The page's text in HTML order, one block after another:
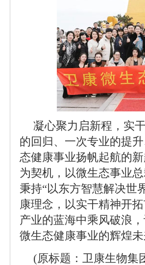
凝心聚力启新程，实
的回归、一次专业的提
态健康事业扬帆起航的
为契机，以微生态事业
秉持“以东方智慧解决世
康理念，以实干精神开
产业的蓝海中乘风破浪
微生态健康事业的辉煌
(原标题：卫康生物集